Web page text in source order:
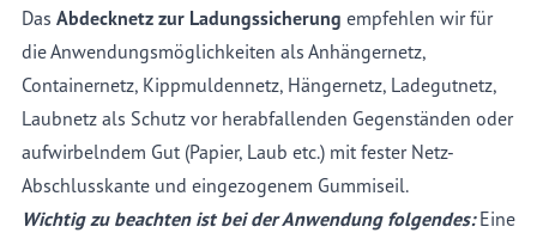
Das Abdecknetz zur Ladungssicherung empfehlen wir für
die Anwendungsmöglichkeiten als Anhängernetz,
Containernetz, Kippmuldennetz, Hängernetz, Ladegutnetz,
Laubnetz als Schutz vor herabfallenden Gegenständen oder
aufwirbelndem Gut (Papier, Laub etc.) mit fester Netz-
Abschlusskante und eingezogenem Gummiseil.
Wichtig zu beachten ist bei der Anwendung folgendes:Eine